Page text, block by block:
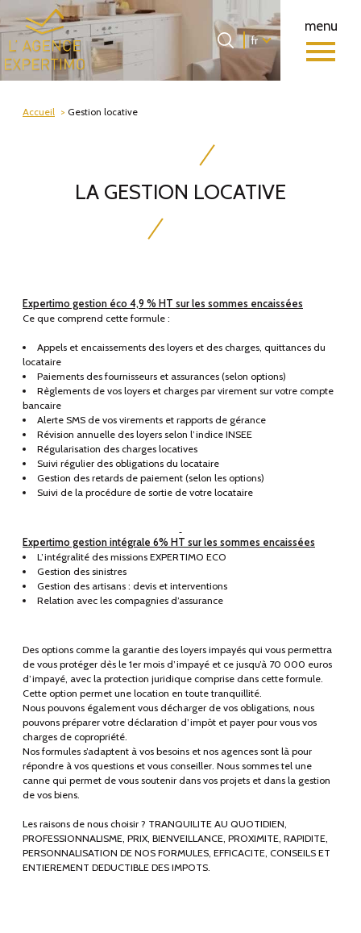
menu
Langue
fr
Accueil
Accueil Gestion locative
LA GESTION LOCATIVE
Expertimo gestion éco 4,9 % HT sur les sommes encaissées
Ce que comprend cette formule :
Appels et encaissements des loyers et des charges, quittances du
locataire
Paiements des fournisseurs et assurances (selon options)
Règlements de vos loyers et charges par virement sur votre compte
bancaire
Alerte SMS de vos virements et rapports de gérance
Révision annuelle des loyers selon l’indice INSEE
Régularisation des charges locatives
Suivi régulier des obligations du locataire
Gestion des retards de paiement (selon les options)
Suivi de la procédure de sortie de votre locataire
Expertimo gestion intégrale 6% HT sur les sommes encaissées
L’intégralité des missions EXPERTIMO ECO
Gestion des sinistres
Gestion des artisans : devis et interventions
Relation avec les compagnies d’assurance
Des options comme la garantie des loyers impayés qui vous permettra
de vous protéger dès le 1er mois d’impayé et ce jusqu’à 70 000 euros
d’impayé, avec la protection juridique comprise dans cette formule.
Cette option permet une location en toute tranquillité.
Nous pouvons également vous décharger de vos obligations, nous
pouvons préparer votre déclaration d’impôt et payer pour vous vos
charges de copropriété.
Nos formules s’adaptent à vos besoins et nos agences sont là pour
répondre à vos questions et vous conseiller. Nous sommes tel une
canne qui permet de vous soutenir dans vos projets et dans la gestion
de vos biens.
Les raisons de nous choisir ? TRANQUILITE AU QUOTIDIEN,
PROFESSIONNALISME, PRIX, BIENVEILLANCE, PROXIMITE, RAPIDITE,
PERSONNALISATION DE NOS FORMULES, EFFICACITE, CONSEILS ET
ENTIEREMENT DEDUCTIBLE DES IMPOTS.